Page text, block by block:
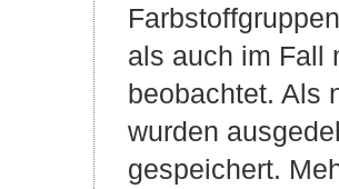
als auch im Fall
beobachtet. Als
wurden
gespeichert.